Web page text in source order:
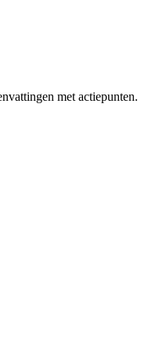
met actiepunten.